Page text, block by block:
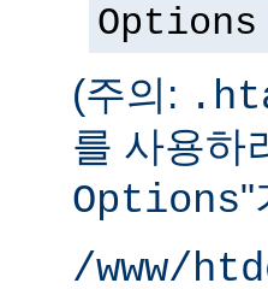
Options
(주의:
를 사용하
Options"
/www/